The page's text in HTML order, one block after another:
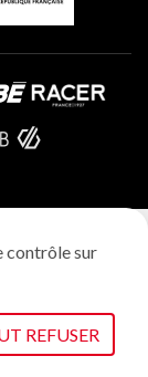
contrôle sur
REFUSER